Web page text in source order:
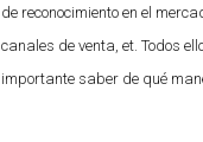
de reconocimiento en el
canales de venta, et. Todos
importante saber de qué